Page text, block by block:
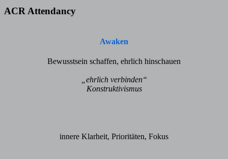
ACR Attendancy
Awaken
Bewusstsein schaffen, ehrlich hinschauen
„ehrlich verbinden“
Konstruktivismus
innere Klarheit, Prioritäten, Fokus